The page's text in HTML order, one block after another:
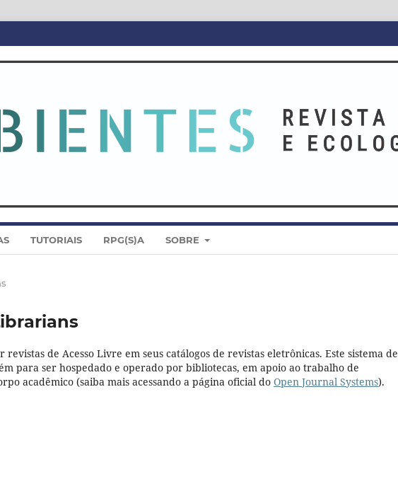
TUTORIAIS RPG(S)A SOBRE
revistas de Acesso Livre em seus catálogos de revistas eletrônicas. Este sistema de
para ser hospedado e operado por bibliotecas, em apoio ao trabalho de
acadêmico (saiba mais acessando a página oficial do Open Journal Systems).